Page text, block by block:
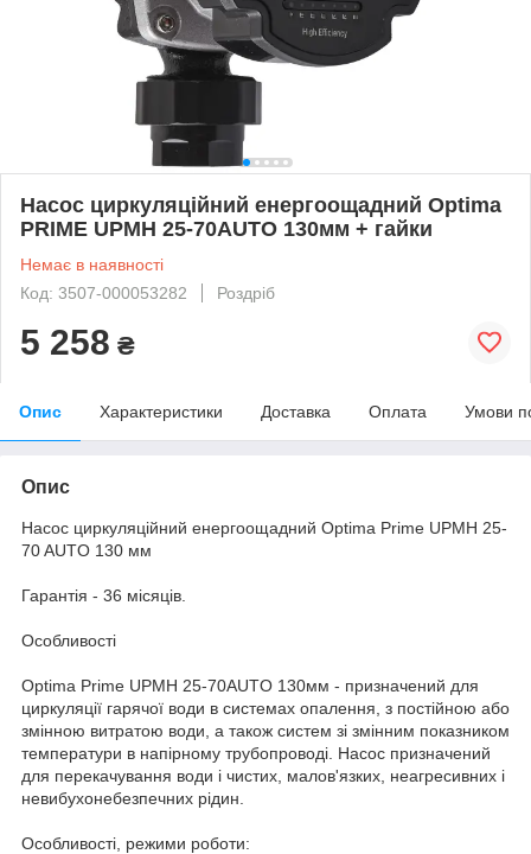
Насос циркуляційний енергоощадний Optima
PRIME UPMH 25-70AUTO 130мм + гайки
Немає в наявності
Код: 3507-000053282
Роздріб
5 258 ₴
Опис Характеристики Доставка Оплата Умови
Опис
Насос циркуляційний енергоощадний Optima Prime UPMH 25-
70 AUTO 130 мм
Гарантія - 36 місяців.
Особливості
Optima Prime UPMH 25-70AUTO 130мм - призначений для
циркуляції гарячої води в системах опалення, з постійною або
змінною витратою води, а також систем зі змінним показником
температури в напірному трубопроводі. Насос призначений
для перекачування води і чистих, малов'язких, неагресивних і
невибухонебезпечних рідин.
Особливості, режими роботи: